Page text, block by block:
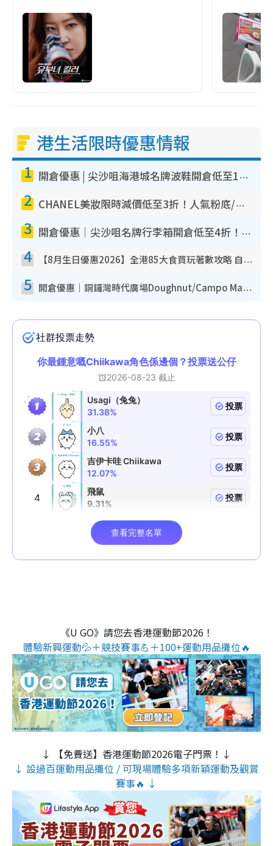
港生活限時優惠情報
1 開倉優惠 | 尖沙咀海港城名牌波鞋開倉低至1折！On鞋$899起／Joy&Peace鞋履$98起
2 CHANEL美妝限時減價低至3折！人氣粉底/唇膏/精華液低至$275！COCO香水都有平
3 開倉優惠｜尖沙咀名牌行李箱開倉低至4折！一連5日 American Tourister/ace./Hallmark $200起！
4 【8月生日優惠2026】全港85大食買玩著數攻略 自助餐/火鍋放題同行免費＋誠品/DONKI送現金券
5 開倉優惠｜銅鑼灣時代廣場Doughnut/Campo Marzio開倉低至1折！背囊、書包、手袋劈價$200起
《U GO》請您去香港運動節2026！
體驗新興運動💦＋競技賽事💪＋100+運動用品攤位🔥
↓ 【免費送】香港運動節2026電子門票！↓
↓ 設過百運動用品攤位 / 可現場體驗多項新穎運動及觀賞
賽事🔥 ↓